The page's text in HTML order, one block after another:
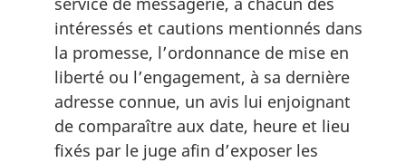
intéressés et cautions mentionnés dans
la promesse, l’ordonnance de mise en
liberté ou l’engagement, à sa dernière
adresse connue, un avis lui enjoignant
de comparaître aux date, heure et lieu
fixés par le juge afin d’exposer les